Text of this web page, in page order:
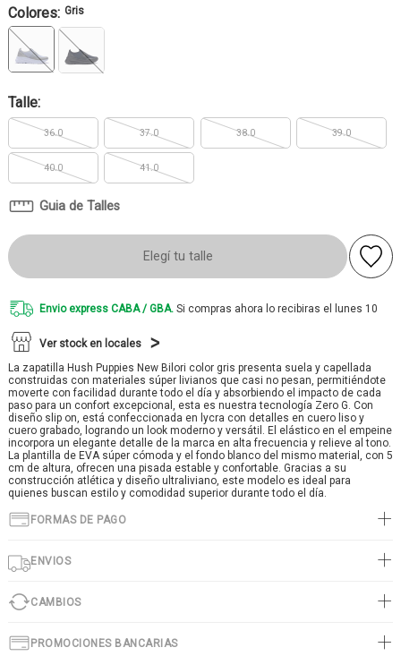
Colores: Gris
Talle:
36.0 37.0 38.0 39.0
40.0 41.0
Guia de Talles
Elegí tu talle
Envio express CABA / GBA. Si compras ahora lo recibiras el lunes 10
Ver stock en locales
La zapatilla Hush Puppies New Bilori color gris presenta suela y capellada
construidas con materiales súper livianos que casi no pesan, permitiéndote
moverte con facilidad durante todo el día y absorbiendo el impacto de cada
paso para un confort excepcional, esta es nuestra tecnología Zero G. Con
diseño slip on, está confeccionada en lycra con detalles en cuero liso y
cuero grabado, logrando un look moderno y versátil. El elástico en el empeine
incorpora un elegante detalle de la marca en alta frecuencia y relieve al tono.
La plantilla de EVA súper cómoda y el fondo blanco del mismo material, con 5
cm de altura, ofrecen una pisada estable y confortable. Gracias a su
construcción atlética y diseño ultraliviano, este modelo es ideal para
quienes buscan estilo y comodidad superior durante todo el día.
FORMAS DE PAGO
ENVIOS
CAMBIOS
PROMOCIONES BANCARIAS